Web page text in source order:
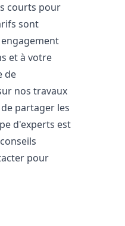
courts pour
sont
et à votre
de
nos travaux
partager les
d'experts est
pour